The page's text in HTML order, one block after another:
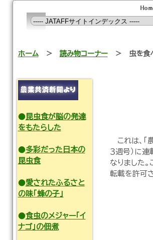
ホーム＞ 読み物コーナー＞ 虫を食
●昆虫食が脳の発達
をもたらした
●多彩だった日本の
昆虫食
●愛されたふるさと
の味「蜂の子」
●食虫のメジャー「イ
ナゴ」の佃煮
これは、「
３週号）に
なりました
転載を許可